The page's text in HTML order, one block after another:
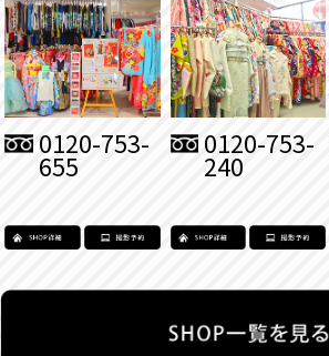
0120-753-
655
0120-753-
240